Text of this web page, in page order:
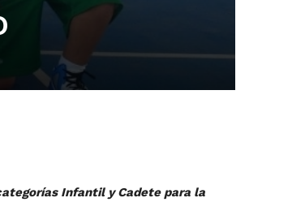
Infantil y Cadete para la